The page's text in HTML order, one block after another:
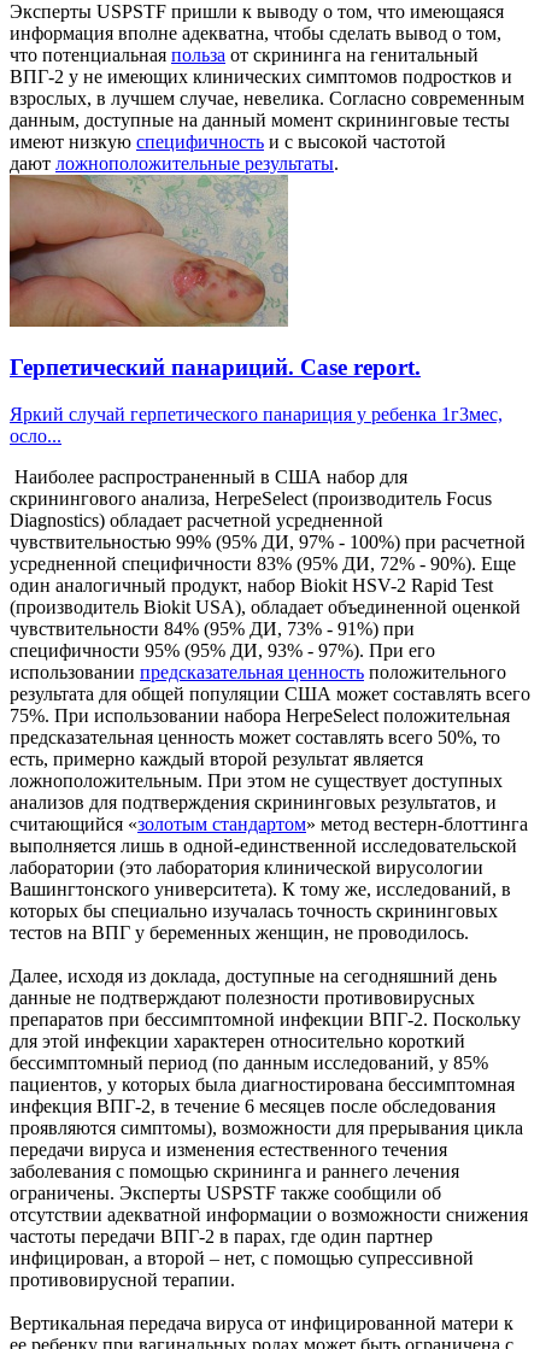
Эксперты USPSTF пришли к выводу о том, что имеющаяся
информация вполне адекватна, чтобы сделать вывод о том,
что потенциальная польза от скрининга на генитальный
ВПГ-2 у не имеющих клинических симптомов подростков и
взрослых, в лучшем случае, невелика. Согласно современным
данным, доступные на данный момент скрининговые тесты
имеют низкую специфичность и с высокой частотой
дают ложноположительные результаты.
Герпетический панариций. Case report.
Яркий случай герпетического панариция у ребенка 1г3мес,
осло...
Наиболее распространенный в США набор для
скринингового анализа, HerpeSelect (производитель Focus
Diagnostics) обладает расчетной усредненной
чувствительностью 99% (95% ДИ, 97% - 100%) при расчетной
усредненной специфичности 83% (95% ДИ, 72% - 90%). Еще
один аналогичный продукт, набор Biokit HSV-2 Rapid Test
(производитель Biokit USA), обладает объединенной оценкой
чувствительности 84% (95% ДИ, 73% - 91%) при
специфичности 95% (95% ДИ, 93% - 97%). При его
использовании предсказательная ценность положительного
результата для общей популяции США может составлять всего
75%. При использовании набора HerpeSelect положительная
предсказательная ценность может составлять всего 50%, то
есть, примерно каждый второй результат является
ложноположительным. При этом не существует доступных
анализов для подтверждения скрининговых результатов, и
считающийся «золотым стандартом» метод вестерн-блоттинга
выполняется лишь в одной-единственной исследовательской
лаборатории (это лаборатория клинической вирусологии
Вашингтонского университета). К тому же, исследований, в
которых бы специально изучалась точность скрининговых
тестов на ВПГ у беременных женщин, не проводилось.
Далее, исходя из доклада, доступные на сегодняшний день
данные не подтверждают полезности противовирусных
препаратов при бессимптомной инфекции ВПГ-2. Поскольку
для этой инфекции характерен относительно короткий
бессимптомный период (по данным исследований, у 85%
пациентов, у которых была диагностирована бессимптомная
инфекция ВПГ-2, в течение 6 месяцев после обследования
проявляются симптомы), возможности для прерывания цикла
передачи вируса и изменения естественного течения
заболевания с помощью скрининга и раннего лечения
ограничены. Эксперты USPSTF также сообщили об
отсутствии адекватной информации о возможности снижения
частоты передачи ВПГ-2 в парах, где один партнер
инфицирован, а второй – нет, с помощью супрессивной
противовирусной терапии.
Вертикальная передача вируса от инфицированной матери к
ее ребенку при вагинальных родах может быть ограничена с